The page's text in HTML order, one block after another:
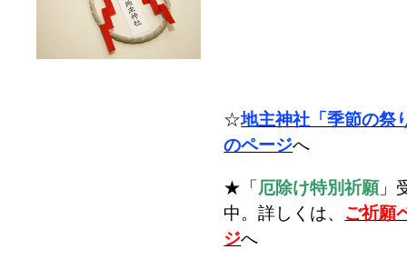
☆地主神社「季節の祭
のページへ
★「厄除け特別祈願」
中。詳しくは、 ご祈願
ジへ